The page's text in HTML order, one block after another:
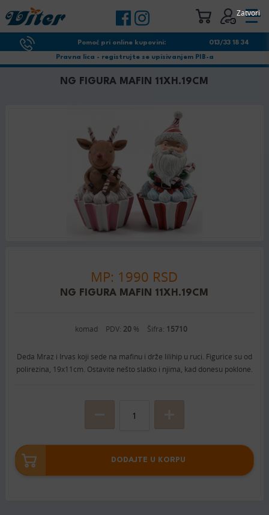
Pomoć pri online kupovini: 013/33 18 34
Pravna lica - registrujte se upisivanjem PIB-a
NG FIGURA MAFIN 11XH.19CM
MP: 1990 RSD
NG FIGURA MAFIN 11XH.19CM
komad PDV: 20 % Šifra: 15710
Deda Mraz i Irvas koji sede na mafinu i drže lilihip u ruci. Figurice su od
polirezina, 19x11cm. Ostavite nešto slatko i njima, kad donesu poklone.
DODAJTE U KORPU
Zatvori